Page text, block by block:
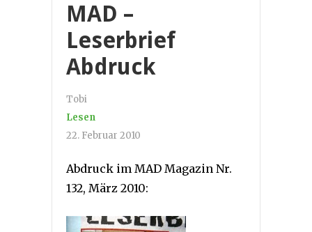
MAD –
Leserbrief
Abdruck
Tobi
Lesen
22. Februar 2010
Abdruck im MAD Magazin Nr.
132, März 2010: